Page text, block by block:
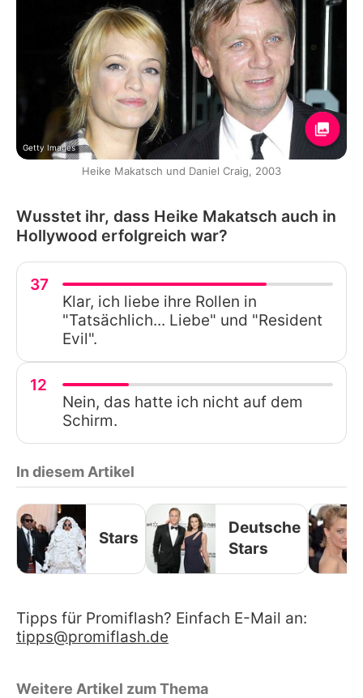
Getty Images
Heike Makatsch und Daniel Craig, 2003
Wusstet ihr, dass Heike Makatsch auch in
Hollywood erfolgreich war?
37
Klar, ich liebe ihre Rollen in
"Tatsächlich... Liebe" und "Resident
Evil".
12
Nein, das hatte ich nicht auf dem
Schirm.
In diesem Artikel
Stars
Deutsche
Stars
Tipps für Promiflash? Einfach E-Mail an:
tipps@promiflash.de
Weitere Artikel zum Thema